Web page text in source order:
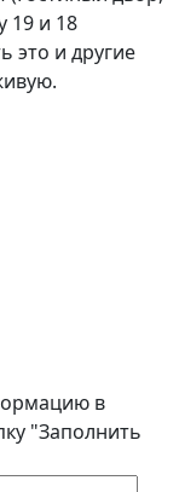
19 и 18
это и другие
в
"Заполнить